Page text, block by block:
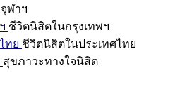
ฬาฯ
ชีวิตนิสิตในกรุงเทพฯ
ทย ชีวิตนิสิตในประเทศไทย
สุขภาวะทางใจนิสิต